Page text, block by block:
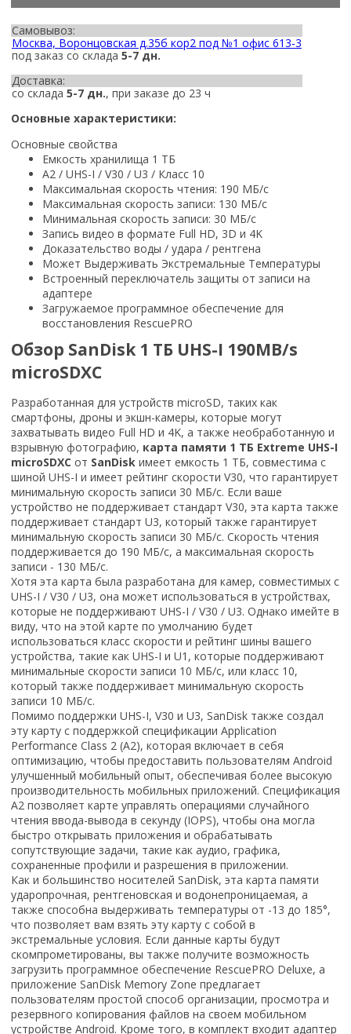
Самовывоз:
Москва, Воронцовская д.35б кор2 под №1 офис 613-3
под заказ со склада 5-7 дн.
Доставка:
со склада 5-7 дн., при заказе до 23 ч
Основные характеристики:
Основные свойства
Емкость хранилища 1 ТБ
A2 / UHS-I / V30 / U3 / Класс 10
Максимальная скорость чтения: 190 МБ/с
Максимальная скорость записи: 130 МБ/с
Минимальная скорость записи: 30 МБ/с
Запись видео в формате Full HD, 3D и 4K
Доказательство воды / удара / рентгена
Может Выдерживать Экстремальные Температуры
Встроенный переключатель защиты от записи на
адаптере
Загружаемое программное обеспечение для
восстановления RescuePRO
Обзор SanDisk 1 ТБ UHS-I 190MB/s
microSDXC
Разработанная для устройств microSD, таких как
смартфоны, дроны и экшн-камеры, которые могут
захватывать видео Full HD и 4K, а также необработанную и
взрывную фотографию, карта памяти 1 ТБ Extreme UHS-I
microSDXC от SanDisk имеет емкость 1 ТБ, совместима с
шиной UHS-I и имеет рейтинг скорости V30, что гарантирует
минимальную скорость записи 30 МБ/с. Если ваше
устройство не поддерживает стандарт V30, эта карта также
поддерживает стандарт U3, который также гарантирует
минимальную скорость записи 30 МБ/с. Скорость чтения
поддерживается до 190 МБ/с, а максимальная скорость
записи - 130 МБ/с.
Хотя эта карта была разработана для камер, совместимых с
UHS-I / V30 / U3, она может использоваться в устройствах,
которые не поддерживают UHS-I / V30 / U3. Однако имейте в
виду, что на этой карте по умолчанию будет
использоваться класс скорости и рейтинг шины вашего
устройства, такие как UHS-I и U1, которые поддерживают
минимальные скорости записи 10 МБ/с, или класс 10,
который также поддерживает минимальную скорость
записи 10 МБ/с.
Помимо поддержки UHS-I, V30 и U3, SanDisk также создал
эту карту с поддержкой спецификации Application
Performance Class 2 (A2), которая включает в себя
оптимизацию, чтобы предоставить пользователям Android
улучшенный мобильный опыт, обеспечивая более высокую
производительность мобильных приложений. Спецификация
A2 позволяет карте управлять операциями случайного
чтения ввода-вывода в секунду (IOPS), чтобы она могла
быстро открывать приложения и обрабатывать
сопутствующие задачи, такие как аудио, графика,
сохраненные профили и разрешения в приложении.
Как и большинство носителей SanDisk, эта карта памяти
ударопрочная, рентгеновская и водонепроницаемая, а
также способна выдерживать температуры от -13 до 185°,
что позволяет вам взять эту карту с собой в
экстремальные условия. Если данные карты будут
скомпрометированы, вы также получите возможность
загрузить программное обеспечение RescuePRO Deluxe, а
приложение SanDisk Memory Zone предлагает
пользователям простой способ организации, просмотра и
резервного копирования файлов на своем мобильном
устройстве Android. Кроме того, в комплект входит адаптер